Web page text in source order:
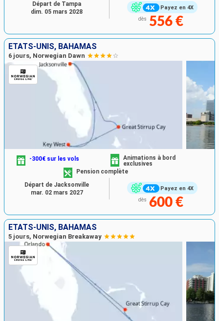
Payez en 4X
dès 556 €
Départ de Tampa
dim. 05 mars 2028
ÉTATS-UNIS, BAHAMAS
6 jours, Norwegian Dawn
Payez en 4X
-300€ sur les vols
Animations à bord
exclusives
Pension complète
dès 600 €
Départ de Jacksonville
mar. 02 mars 2027
ÉTATS-UNIS, BAHAMAS
5 jours, Norwegian Breakaway